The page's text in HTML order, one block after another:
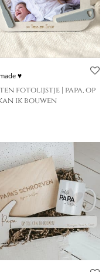
♥
fotolijstje | papa, op
ik bouwen